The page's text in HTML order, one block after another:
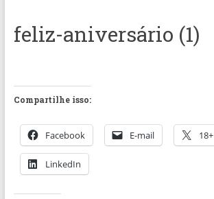
Ltda.
feliz-aniversário (1)
Compartilhe isso:
Facebook E-mail 18+
LinkedIn